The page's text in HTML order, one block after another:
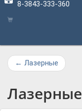
8-3843-333-360
← Лазерные
Лазерные